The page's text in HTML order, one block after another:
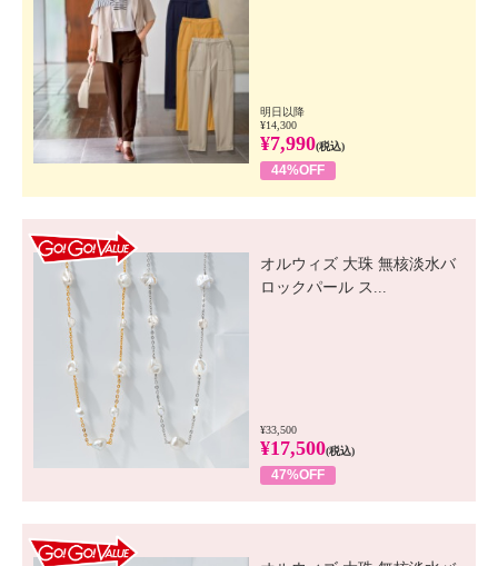
明日以降
¥14,300
¥7,990(税込)
44%OFF
オルウィズ 大珠 無核淡水バ
ロックパール ス...
¥33,500
¥17,500(税込)
47%OFF